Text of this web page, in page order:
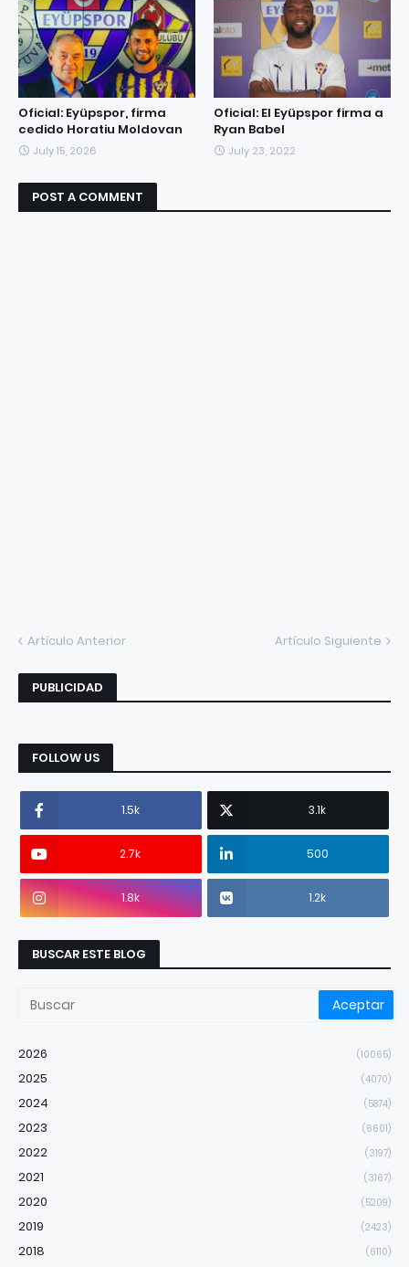
Oficial: Eyüpspor, firma
cedido Horatiu Moldovan
July 15, 2026
Oficial: El Eyüpspor firma a
Ryan Babel
July 23, 2022
POST A COMMENT
Artículo Anterior Artículo Siguiente
PUBLICIDAD
FOLLOW US
1.5k 3.1k
2.7k 500
1.8k 1.2k
BUSCAR ESTE BLOG
2026 (10065)
2025 (4070)
2024 (5874)
2023 (6601)
2022 (3197)
2021 (3167)
2020 (5209)
2019 (2423)
2018 (6110)